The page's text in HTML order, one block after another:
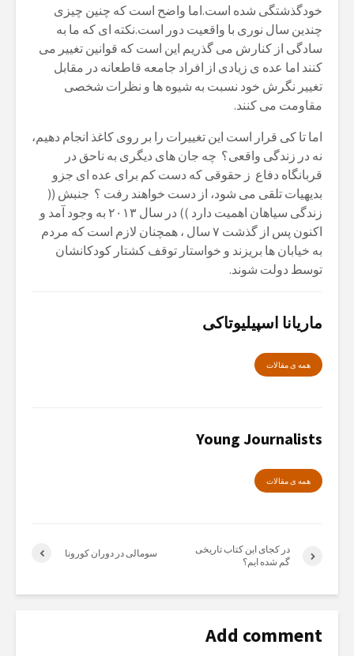
خودگذشتگی شدە است.اما واضح است کە چنین چیزی
چندین سال نوری با واقعیت دور است.نکتە ای کە ما بە
سادگی از کنارش می گذریم این است کە قوانین تغییر می
کنند اما عدە ی زیادی از افراد جامعە قاطعانە در مقابل
تغییر نگرش خود نسبت بە شیوە ها و نظرات شخصی
مقاومت می کنند.
اما تا کی قرار است این تغییرات را بر روی کاغذ انجام دهیم،
نە در زندگی واقعی؟ چە جان های دیگری بە ناحق در
قربانگاه دفاع ز حقوقی کە دست کم برای عدە ای جزو
بدیهیات تلقی می شود، از دست خواهند رفت ؟ جنبش ((
زندگی سیاهان اهمیت دارد )) در سال ٢٠١٣ بە وجود آمد و
اکنون پس از گذشت ٧ سال ، همچنان لازم است کە مردم
بە خیابان ها بریزند و خواستار توقف کشتار کودکانشان
توسط دولت شوند.
ماریانا اسپیلیوتاکی
همە ی مقالات
Young Journalists
همە ی مقالات
سومالی در دوران کورونا
در کجای این کتاب تاریخی
گم شده ایم؟
Add comment